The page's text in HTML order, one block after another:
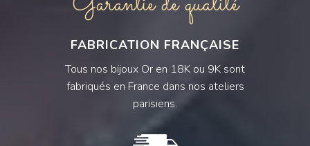
FABRICATION FRANÇAISE
Tous nos bijoux Or en 18K ou 9K sont
fabriqués en France dans nos ateliers
parisiens.